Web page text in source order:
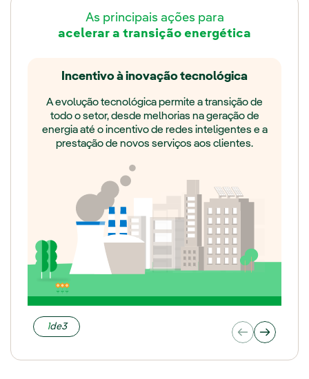
As principais ações para
acelerar a transição energética
Incentivo à inovação tecnológica
A evolução tecnológica permite a transição de
todo o setor, desde melhorias na geração de
energia até o incentivo de redes inteligentes e a
prestação de novos serviços aos clientes.
1de3